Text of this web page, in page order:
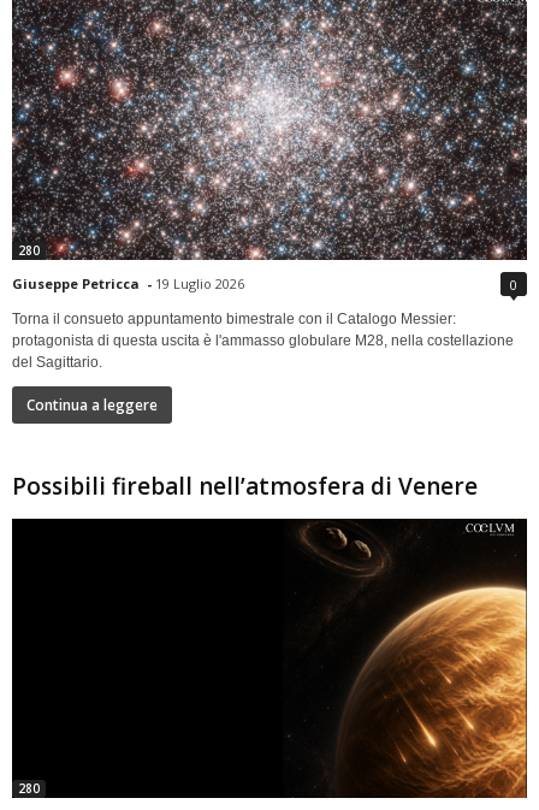
280
Giuseppe Petricca - 19 Luglio 2026 0
Torna il consueto appuntamento bimestrale con il Catalogo Messier:
protagonista di questa uscita è l'ammasso globulare M28, nella costellazione
del Sagittario.
Continua a leggere
Possibili fireball nell’atmosfera di Venere
280